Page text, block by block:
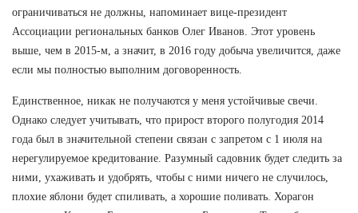
ограничиваться не должны, напоминает вице-президент
Ассоциации региональных банков Олег Иванов. Этот уровень
выше, чем в 2015-м, а значит, в 2016 году добыча увеличится, даже
если мы полностью выполним договоренность.
Единственное, никак не получаются у меня устойчивые свечи.
Однако следует учитывать, что прирост второго полугодия 2014
года был в значительной степени связан с запретом с 1 июля на
нерегулируемое кредитование. Разумный садовник будет следить за
ними, ухаживать и удобрять, чтобы с ними ничего не случилось,
плохие яблони будет спиливать, а хорошие поливать. Хорагон